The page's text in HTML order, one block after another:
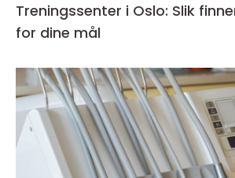
Treningssenter i Oslo: Slik
for dine mål